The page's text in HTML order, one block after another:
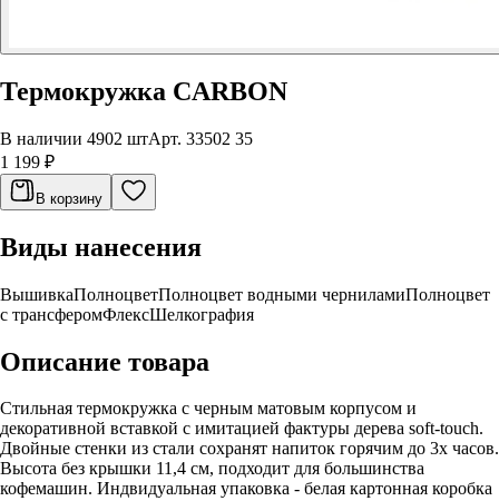
Термокружка CARBON
В наличии 4902 штАрт. 33502 35
1 199 ₽
В корзину
Виды нанесения
ВышивкаПолноцветПолноцвет водными черниламиПолноцвет
с трансферомФлексШелкография
Описание товара
Стильная термокружка с черным матовым корпусом и
декоративной вставкой с имитацией фактуры дерева soft-touch.
Двойные стенки из стали сохранят напиток горячим до 3х часов.
Высота без крышки 11,4 см, подходит для большинства
кофемашин. Индвидуальная упаковка - белая картонная коробка